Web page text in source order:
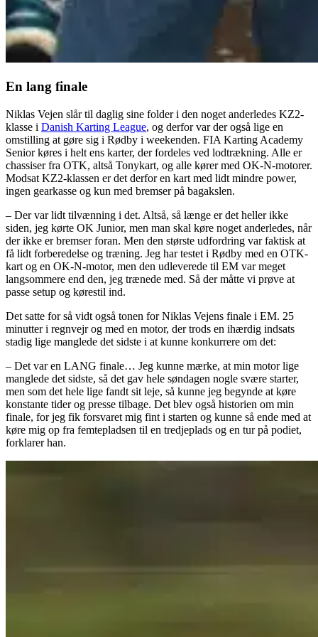
En lang finale
Niklas Vejen slår til daglig sine folder i den noget anderledes KZ2-
klasse i Danish Karting League, og derfor var der også lige en
omstilling at gøre sig i Rødby i weekenden. FIA Karting Academy
Senior køres i helt ens karter, der fordeles ved lodtrækning. Alle er
chassiser fra OTK, altså Tonykart, og alle kører med OK-N-motorer.
Modsat KZ2-klassen er det derfor en kart med lidt mindre power,
ingen gearkasse og kun med bremser på bagakslen.
– Der var lidt tilvænning i det. Altså, så længe er det heller ikke
siden, jeg kørte OK Junior, men man skal køre noget anderledes, når
der ikke er bremser foran. Men den største udfordring var faktisk at
få lidt forberedelse og træning. Jeg har testet i Rødby med en OTK-
kart og en OK-N-motor, men den udleverede til EM var meget
langsommere end den, jeg trænede med. Så der måtte vi prøve at
passe setup og kørestil ind.
Det satte for så vidt også tonen for Niklas Vejens finale i EM. 25
minutter i regnvejr og med en motor, der trods en ihærdig indsats
stadig lige manglede det sidste i at kunne konkurrere om det:
– Det var en LANG finale… Jeg kunne mærke, at min motor lige
manglede det sidste, så det gav hele søndagen nogle svære starter,
men som det hele lige fandt sit leje, så kunne jeg begynde at køre
konstante tider og presse tilbage. Det blev også historien om min
finale, for jeg fik forsvaret mig fint i starten og kunne så ende med at
køre mig op fra femtepladsen til en tredjeplads og en tur på podiet,
forklarer han.